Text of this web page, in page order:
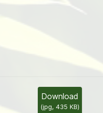
Download
(jpg, 435 KB)